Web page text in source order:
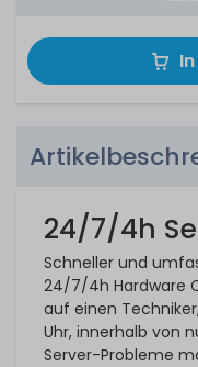
24/7/4h
Schneller und
24/7/4h Hardware
auf einen
Uhr, innerhalb von
Server-Probleme